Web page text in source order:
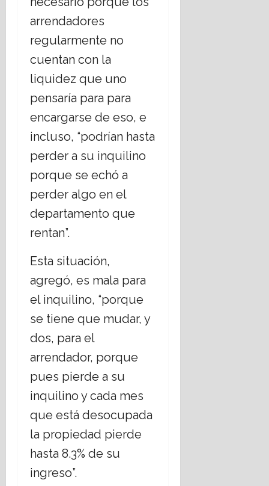
arrendadores
regularmente no
cuentan con la
liquidez que uno
pensaría para para
encargarse de eso, e
incluso, “podrían hasta
perder a su inquilino
porque se echó a
perder algo en el
departamento que
rentan”.
Esta situación,
agregó, es mala para
el inquilino, “porque
se tiene que mudar, y
dos, para el
arrendador, porque
pues pierde a su
inquilino y cada mes
que está desocupada
la propiedad pierde
hasta 8.3% de su
ingreso”.